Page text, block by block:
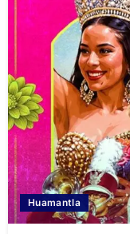
Huamantla